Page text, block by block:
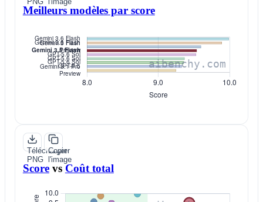
Meilleurs modèles par score
Télécharger
PNG
Copier
l'image
Score vs Coût total